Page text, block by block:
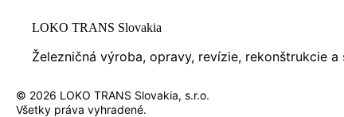
LOKO TRANS Slovakia
Železničná výroba, opravy, revízie, rekonštrukcie a
© 2026 LOKO TRANS Slovakia, s.r.o.
Všetky práva vyhradené.